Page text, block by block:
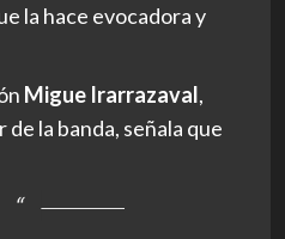
la hace evocadora y
Migue Irarrazaval,
la banda, señala que